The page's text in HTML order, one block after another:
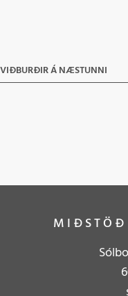
VIÐBURÐIR Á NÆSTUNNI
MIÐSTÖÐ